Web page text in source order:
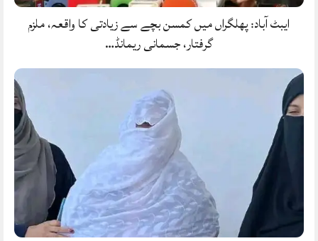
ایبٹ آباد: پھلگراں میں کمسن بچے سے زیادتی کا واقعہ، ملزم
گرفتار، جسمانی ریمانڈ…